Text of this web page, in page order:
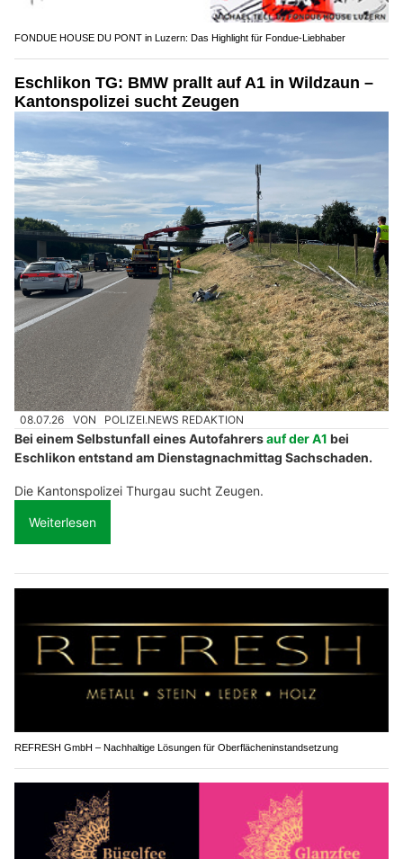
FONDUE HOUSE DU PONT in Luzern: Das Highlight für Fondue-Liebhaber
Eschlikon TG: BMW prallt auf A1 in Wildzaun –
Kantonspolizei sucht Zeugen
08.07.26 VON POLIZEI.NEWS REDAKTION
Bei einem Selbstunfall eines Autofahrersauf der A1 bei
Eschlikon entstand am Dienstagnachmittag Sachschaden.
Die Kantonspolizei Thurgau sucht Zeugen.
Weiterlesen
REFRESH GmbH – Nachhaltige Lösungen für Oberflächeninstandsetzung